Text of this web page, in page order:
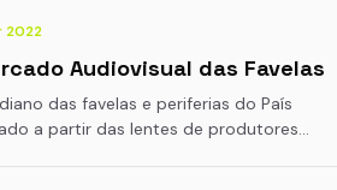
2022
Audiovisual das Favelas
das favelas e periferias do País
a partir das lentes de produtores…